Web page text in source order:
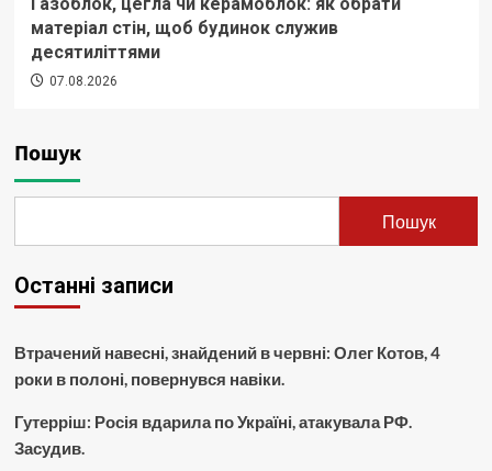
Газоблок, цегла чи керамоблок: як обрати
матеріал стін, щоб будинок служив
десятиліттями
07.08.2026
Пошук
Пошук
Останні записи
Втрачений навесні, знайдений в червні: Олег Котов, 4
роки в полоні, повернувся навіки.
Гутерріш: Росія вдарила по Україні, атакувала РФ.
Засудив.